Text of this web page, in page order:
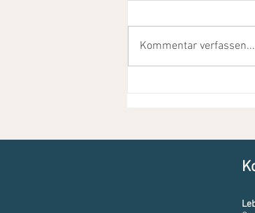
Kommentar verfassen...